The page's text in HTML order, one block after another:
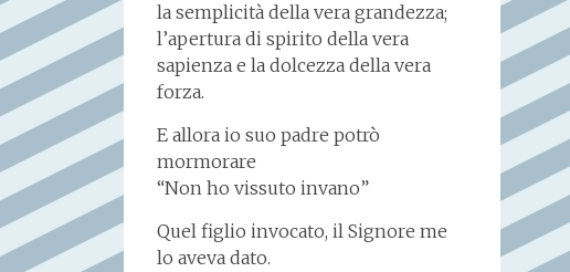
la semplicità della vera grandezza;
l’apertura di spirito della vera
sapienza e la dolcezza della vera
forza.
E allora io suo padre potrò
mormorare
“Non ho vissuto invano”
Quel figlio invocato, il Signore me
lo aveva dato.